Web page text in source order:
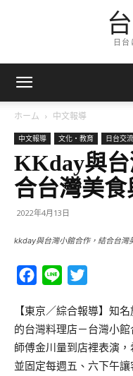
日
ホーム 中文報導
中文報導 文化・教育 日台交流
KKday與
合台灣美
2022年4月13日
kkday與台灣小館合作，結合台灣
Facebook
Line
【東京／綜合報導】知
的台灣料理店－台灣小
師傅金川量到店裡表演
並固定每週五、六下午